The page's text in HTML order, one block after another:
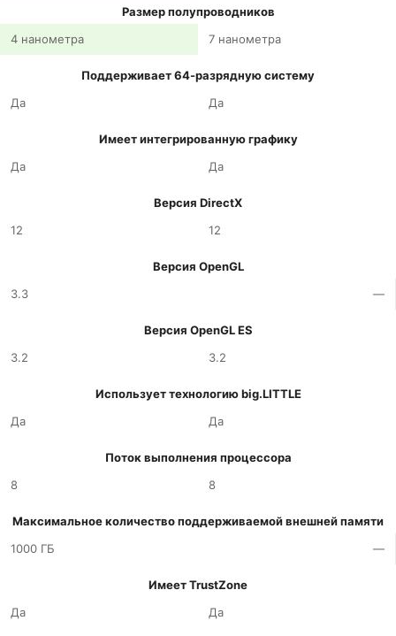
Размер полупроводников
4 нанометра
7 нанометра
Поддерживает 64-разрядную систему
Да
Да
Имеет интегрированную графику
Да
Да
Версия DirectX
12
12
Версия OpenGL
3.3
—
Версия OpenGL ES
3.2
3.2
Использует технологию big.LITTLE
Да
Да
Поток выполнения процессора
8
8
Максимальное количество поддерживаемой внешней памяти
1000 ГБ
—
Имеет TrustZone
Да
Да